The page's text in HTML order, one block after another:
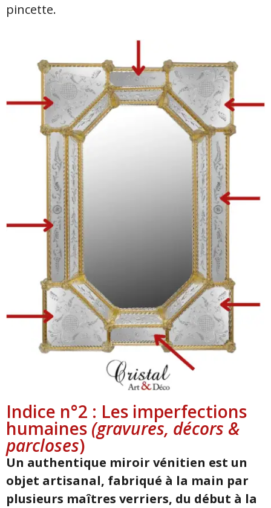
pincette.
Indice n°2 : Les imperfections
humaines (gravures, décors &
parcloses)
Un authentique miroir vénitien est un
objet artisanal, fabriqué à la main par
plusieurs maîtres verriers, du début à la